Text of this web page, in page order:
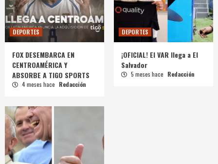
DEPORTES
FOX DESEMBARCA EN
CENTROAMÉRICA Y
ABSORBE A TIGO SPORTS
4 meses hace Redacción
DEPORTES
¡OFICIAL! El VAR llega a El
Salvador
5 meses hace Redacción